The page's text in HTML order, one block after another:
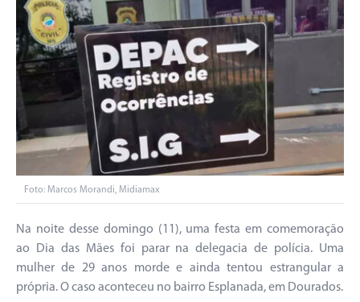
Foto: Marcos Morandi, Midiamax
Na noite desse domingo (11), uma festa em comemoração
ao Dia das Mães foi parar na delegacia de polícia. Uma
mulher de 29 anos morde e ainda tentou estrangular a
própria. O caso aconteceu no bairro Esplanada, em Dourados.